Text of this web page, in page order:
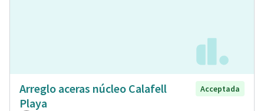
Arreglo aceras núcleo Calafell
Playa
Acceptada